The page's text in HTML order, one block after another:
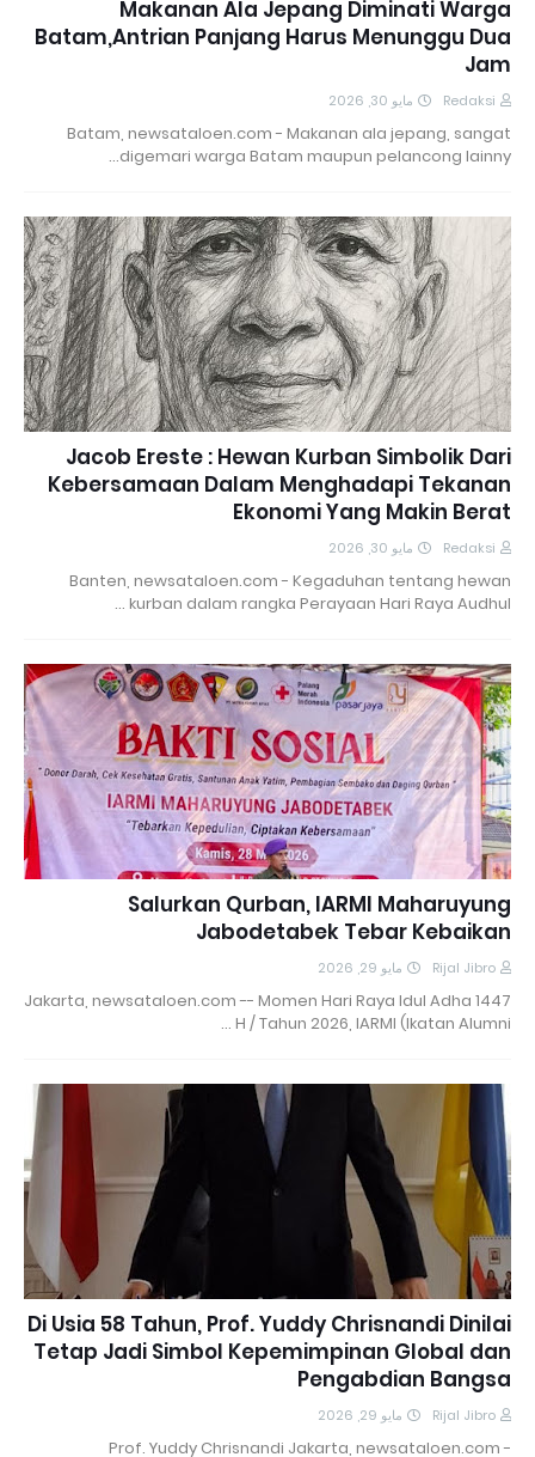
Makanan Ala Jepang Diminati Warga
Batam,Antrian Panjang Harus Menunggu Dua
Jam
Redaksi مايو 30, 2026
Batam, newsataloen.com - Makanan ala jepang, sangat
digemari warga Batam maupun pelancong lainny…
Jacob Ereste : Hewan Kurban Simbolik Dari
Kebersamaan Dalam Menghadapi Tekanan
Ekonomi Yang Makin Berat
Redaksi مايو 30, 2026
Banten, newsataloen.com - Kegaduhan tentang hewan
kurban dalam rangka Perayaan Hari Raya Audhul …
Salurkan Qurban, IARMI Maharuyung
Jabodetabek Tebar Kebaikan
Rijal Jibro مايو 29, 2026
Jakarta, newsataloen.com -- Momen Hari Raya Idul Adha 1447
H / Tahun 2026, IARMI (Ikatan Alumni …
Di Usia 58 Tahun, Prof. Yuddy Chrisnandi Dinilai
Tetap Jadi Simbol Kepemimpinan Global dan
Pengabdian Bangsa
Rijal Jibro مايو 29, 2026
Prof. Yuddy Chrisnandi Jakarta, newsataloen.com -